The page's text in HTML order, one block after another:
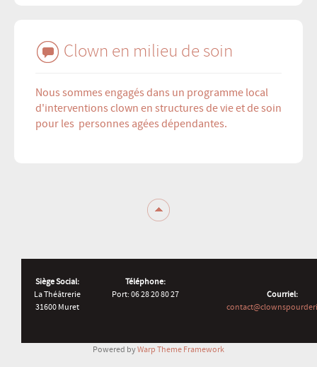
Clown en milieu de soin
Nous sommes engagés dans un programme local
d'interventions clown en structures de vie et de soin
pour les personnes agées dépendantes.
Siège Social:
La Théâtrerie
31600 Muret
Téléphone:
Port: 06 28 20 80 27
Courriel:
Powered byWarp Theme Framework